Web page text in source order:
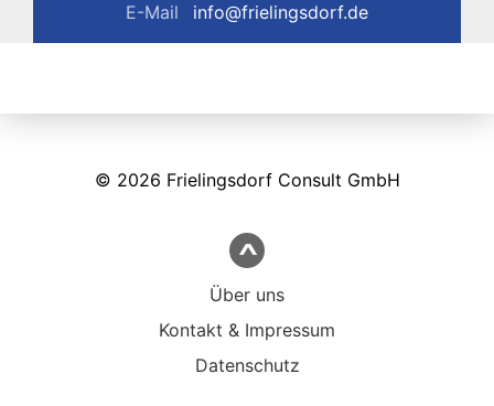
E-Mail
info@frielingsdorf.de
© 2026 Frielingsdorf Consult GmbH
∧
Über uns
Kontakt & Impressum
Datenschutz